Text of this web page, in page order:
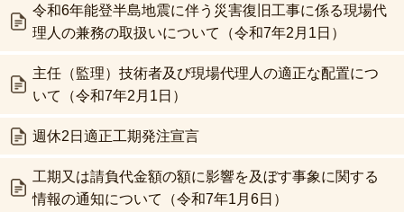
令和6年能登半島地震に伴う災害復旧工事に係る現場代
理人の兼務の取扱いについて（令和7年2月1日）
主任（監理）技術者及び現場代理人の適正な配置につ
いて（令和7年2月1日）
週休2日適正工期発注宣言
工期又は請負代金額の額に影響を及ぼす事象に関する
情報の通知について（令和7年1月6日）